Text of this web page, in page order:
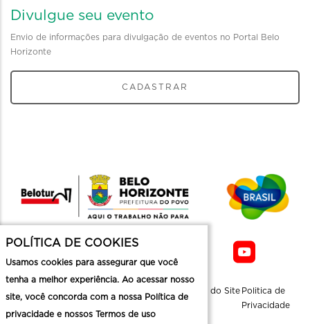
Divulgue seu evento
Envio de informações para divulgação de eventos no Portal Belo
Horizonte
CADASTRAR
Mapa do Site Politica de
Privacidade
POLÍTICA DE COOKIES
Usamos cookies para assegurar que você
tenha a melhor experiência. Ao acessar nosso
site, você concorda com a nossa Política de
privacidade e nossos Termos de uso